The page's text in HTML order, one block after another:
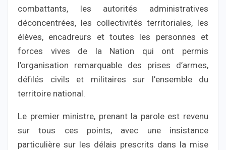
combattants, les autorités administratives
déconcentrées, les collectivités territoriales, les
élèves, encadreurs et toutes les personnes et
forces vives de la Nation qui ont permis
l’organisation remarquable des prises d’armes,
défilés civils et militaires sur l’ensemble du
territoire national.
Le premier ministre, prenant la parole est revenu
sur tous ces points, avec une insistance
particulière sur les délais prescrits dans la mise